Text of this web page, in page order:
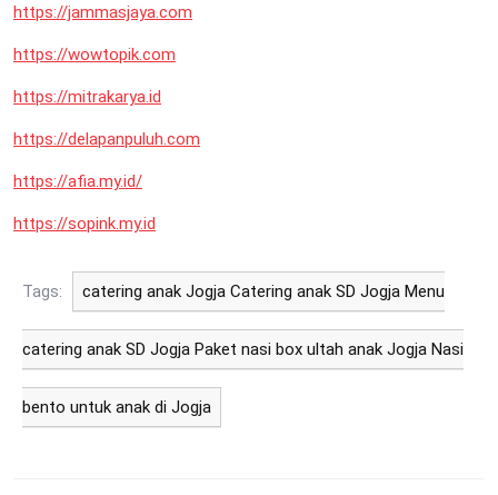
https://jammasjaya.com
https://wowtopik.com
https://mitrakarya.id
https://delapanpuluh.com
https://afia.my.id/
https://sopink.my.id
Tags: catering anak Jogja Catering anak SD Jogja Menu
catering anak SD Jogja Paket nasi box ultah anak Jogja Nasi
bento untuk anak di Jogja